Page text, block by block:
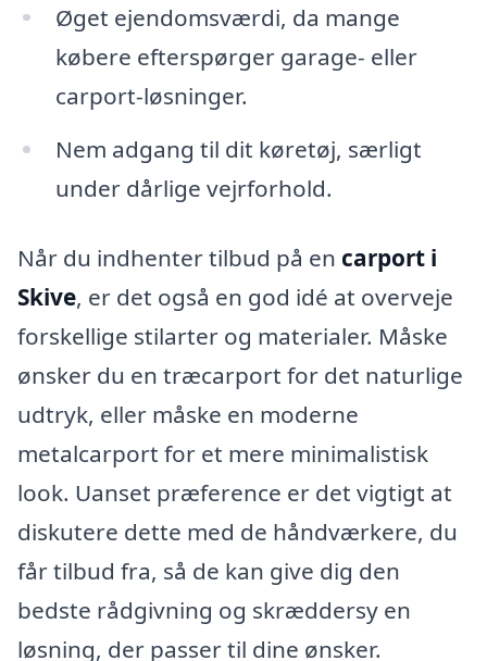
Øget ejendomsværdi, da mange
købere efterspørger garage- eller
carport-løsninger.
Nem adgang til dit køretøj, særligt
under dårlige vejrforhold.
Når du indhenter tilbud på en carport i
Skive, er det også en god idé at overveje
forskellige stilarter og materialer. Måske
ønsker du en træcarport for det naturlige
udtryk, eller måske en moderne
metalcarport for et mere minimalistisk
look. Uanset præference er det vigtigt at
diskutere dette med de håndværkere, du
får tilbud fra, så de kan give dig den
bedste rådgivning og skræddersy en
løsning, der passer til dine ønsker.